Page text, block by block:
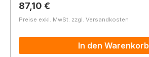
Regulärer Preis:
87,10 €
Preise exkl. MwSt. zzgl. Versandkosten
In den Warenkorb